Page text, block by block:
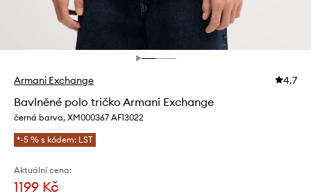
Armani Exchange 4.7
Bavlněné polo tričko Armani Exchange
černá barva, XM000367 AF13022
*-5 % s kódem: LST
Aktuální cena:
1199 Kč